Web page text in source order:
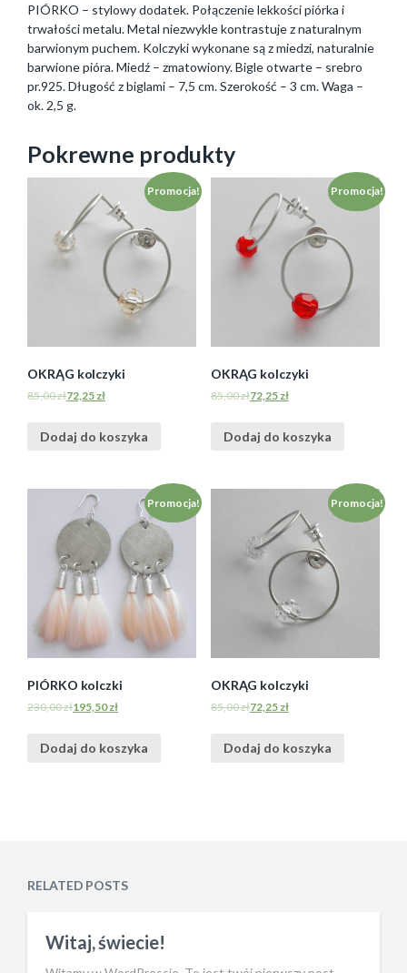
PIÓRKO – stylowy dodatek. Połączenie lekkości piórka i
trwałości metalu. Metal niezwykle kontrastuje z naturalnym
barwionym puchem. Kolczyki wykonane są z miedzi, naturalnie
barwione pióra. Miedź – zmatowiony. Bigle otwarte – srebro
pr.925. Długość z biglami – 7,5 cm. Szerokość – 3 cm. Waga –
ok. 2,5 g.
Pokrewne produkty
Promocja!
OKRĄG kolczyki
85,00zł72,25 zł
Dodaj do koszyka
Promocja!
OKRĄG kolczyki
85,00zł72,25 zł
Dodaj do koszyka
Promocja!
PIÓRKO kolczki
230,00zł195,50zł
Dodaj do koszyka
Promocja!
OKRĄG kolczyki
85,00zł72,25 zł
Dodaj do koszyka
RELATED POSTS
Witaj, świecie!